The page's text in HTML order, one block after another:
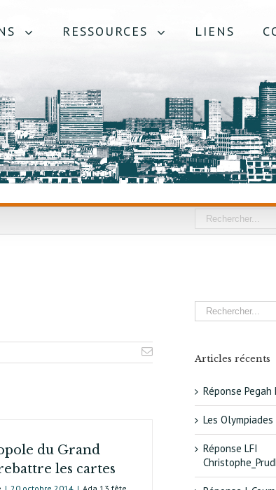
RESSOURCES LIENS
du Grand
les cartes
Articles récents
Réponse
Les Olympiades
Réponse LFI